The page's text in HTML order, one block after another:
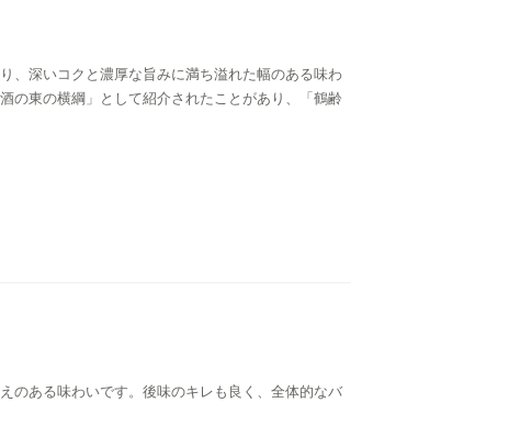
、深いコクと濃厚な旨みに満ち溢れた幅のある味わ
の東の横綱」として紹介されたことがあり、「鶴齢
のある味わいです。後味のキレも良く、全体的なバ